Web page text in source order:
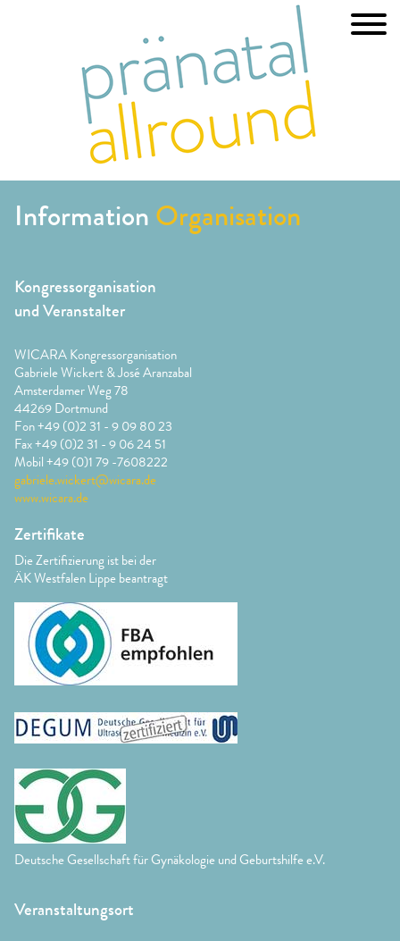
Information Organisation
Kongressorganisation
und Veranstalter
WICARA Kongressorganisation
Gabriele Wickert & José Aranzabal
Amsterdamer Weg 78
44269 Dortmund
Fon +49 (0)2 31 - 9 09 80 23
Fax +49 (0)2 31 - 9 06 24 51
Mobil +49 (0)1 79 -7608222
gabriele.wickert@wicara.de
www.wicara.de
Zertifikate
Die Zertifizierung ist bei der
ÄK Westfalen Lippe beantragt
Deutsche Gesellschaft für Gynäkologie und Geburtshilfe e.V.
Veranstaltungsort